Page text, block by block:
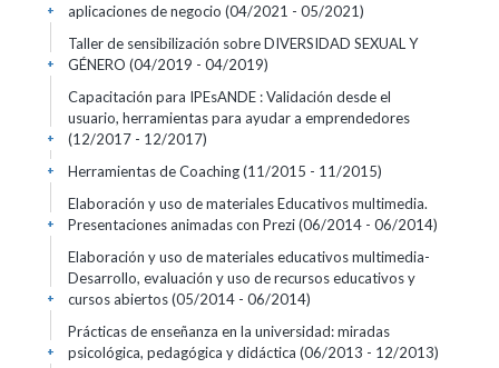
aplicaciones de negocio (04/2021 - 05/2021)
+
Taller de sensibilización sobre DIVERSIDAD SEXUAL Y
GÉNERO (04/2019 - 04/2019)
+
Capacitación para IPEsANDE : Validación desde el
usuario, herramientas para ayudar a emprendedores
(12/2017 - 12/2017)
+
Herramientas de Coaching(11/2015 - 11/2015)
+
Elaboración y uso de materiales Educativos multimedia.
Presentaciones animadas con Prezi(06/2014 - 06/2014)
+
Elaboración y uso de materiales educativos multimedia-
Desarrollo, evaluación y uso de recursos educativos y
cursos abiertos(05/2014 - 06/2014)
+
Prácticas de enseñanza en la universidad: miradas
psicológica, pedagógica y didáctica (06/2013 - 12/2013)
+